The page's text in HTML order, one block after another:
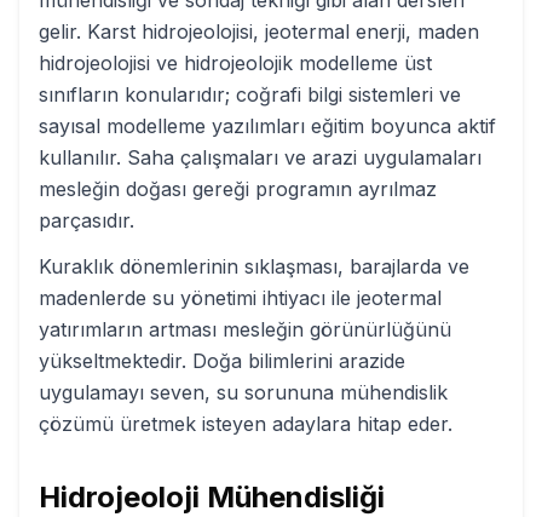
gelir. Karst hidrojeolojisi, jeotermal enerji, maden
hidrojeolojisi ve hidrojeolojik modelleme üst
sınıfların konularıdır; coğrafi bilgi sistemleri ve
sayısal modelleme yazılımları eğitim boyunca aktif
kullanılır. Saha çalışmaları ve arazi uygulamaları
mesleğin doğası gereği programın ayrılmaz
parçasıdır.
Kuraklık dönemlerinin sıklaşması, barajlarda ve
madenlerde su yönetimi ihtiyacı ile jeotermal
yatırımların artması mesleğin görünürlüğünü
yükseltmektedir. Doğa bilimlerini arazide
uygulamayı seven, su sorununa mühendislik
çözümü üretmek isteyen adaylara hitap eder.
Hidrojeoloji Mühendisliği